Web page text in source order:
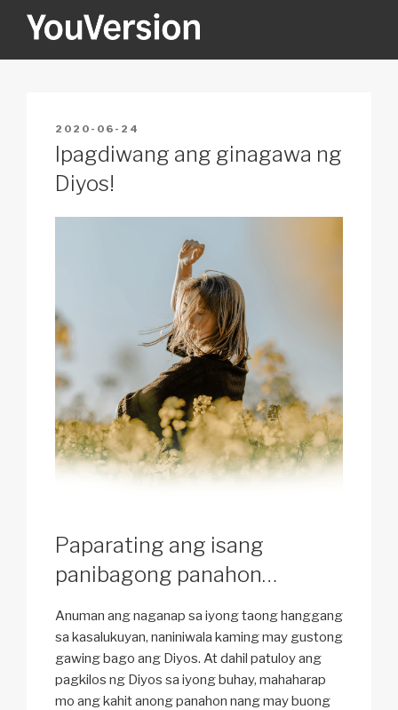
YOUVERSION
POSTED
ON
2020-06-24
Ipagdiwang ang ginagawa ng
Diyos!
Paparating ang isang
panibagong panahon…
Anuman ang naganap sa iyong taong hanggang
sa kasalukuyan, naniniwala kaming may gustong
gawing bago ang Diyos. At dahil patuloy ang
pagkilos ng Diyos sa iyong buhay, mahaharap
mo ang kahit anong panahon nang may buong